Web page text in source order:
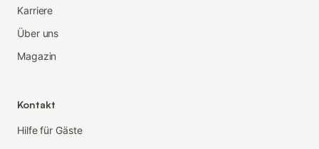
Karriere
Über uns
Magazin
Kontakt
Hilfe für Gäste